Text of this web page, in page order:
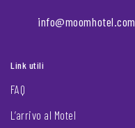
info@moomhotel.com
Link utili
FAQ
L’arrivo al Motel